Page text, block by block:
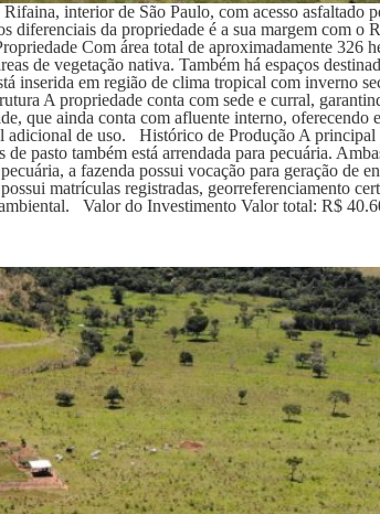
interior de São Paulo, com acesso
da propriedade é a sua margem com o
Com área total de aproximadamente 326
de vegetação nativa. Também há espaços
inserida em região de clima tropical com inverno
A propriedade conta com sede e curral,
que ainda conta com afluente interno, oferecendo
adicional de uso. Histórico de Produção A
pasto também está arrendada para pecuária.
a fazenda possui vocação para geração de
matrículas registradas, georreferenciamento
Valor do Investimento Valor total: R$